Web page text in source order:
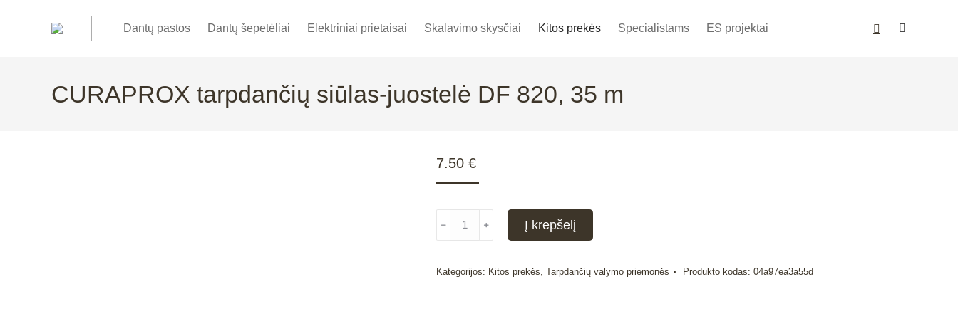
Dantų pastos Dantų šepetėliai Elektriniai prietaisai Skalavimo skysčiai Kitos prekės Specialistams ES projektai
CURAPROX tarpdančių siūlas-juostelė DF 820, 35 m
7.50 €
tarpdančių
﹣ ﹢ Į krepšelį
Kategorijos: Kitos prekės, Tarpdančių valymo priemonės Produkto kodas: 04a97ea3a55d